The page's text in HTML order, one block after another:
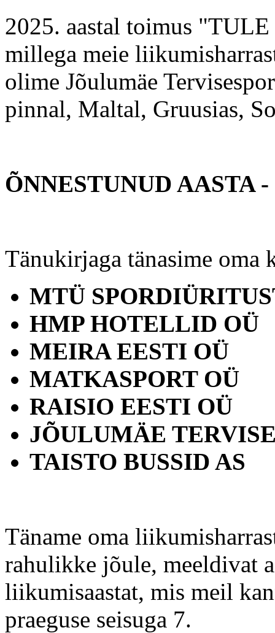
2025. aastal toimus
millega meie
olime Jõulumäe
pinnal, Maltal, Gruusias,
ÕNNESTUNUD AASTA -
Tänukirjaga tänasime oma
MTÜ
HMP HOTELLID OÜ
MEIRA EESTI OÜ
MATKASPORT OÜ
RAISIO EESTI OÜ
JÕULUMÄE
TAISTO BUSSID AS
Täname oma
rahulikke jõule, meeldivat
liikumisaastat, mis meil
praeguse seisuga 7.